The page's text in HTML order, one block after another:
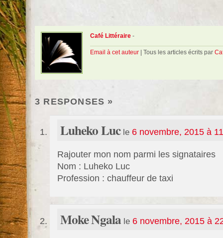
Café Littéraire -
Email à cet auteur | Tous les articles écrits par
3 RESPONSES »
Luheko Lucle 6 novembre, 2015 à
Rajouter mon nom parmi les signataires
Nom : Luheko Luc
Profession : chauffeur de taxi
Moke Ngalale 6 novembre, 2015 à